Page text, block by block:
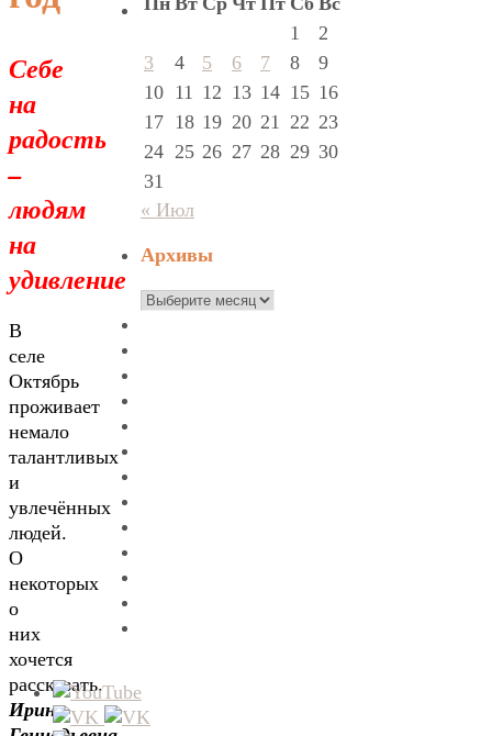
Себе
на
радость
–
людям
на
удивление
В
селе
Октябрь
проживает
немало
талантливых
и
увлечённых
людей.
О
некоторых
о
них
хочется
рассказать.
Ирина
1
2
3
4 5 6 7 8
9
10 11 12 13 14 15 16
17 18 19 20 21 22 23
24 25 26 27 28 29 30
31
« Июл
Архивы
Архивы